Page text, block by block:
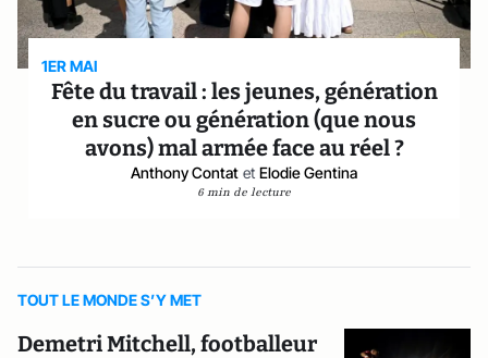
1ER MAI
Fête du travail : les jeunes, génération
en sucre ou génération (que nous
avons) mal armée face au réel ?
Anthony Contat et Elodie Gentina
6 min de lecture
TOUT LE MONDE S’Y MET
Demetri Mitchell, footballeur